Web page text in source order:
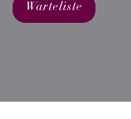
Warteliste